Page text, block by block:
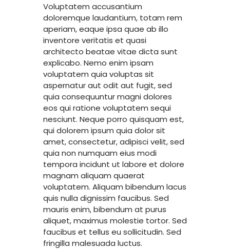
Voluptatem accusantium
doloremque laudantium, totam rem
aperiam, eaque ipsa quae ab illo
inventore veritatis et quasi
architecto beatae vitae dicta sunt
explicabo. Nemo enim ipsam
voluptatem quia voluptas sit
aspernatur aut odit aut fugit, sed
quia consequuntur magni dolores
eos qui ratione voluptatem sequi
nesciunt. Neque porro quisquam est,
qui dolorem ipsum quia dolor sit
amet, consectetur, adipisci velit, sed
quia non numquam eius modi
tempora incidunt ut labore et dolore
magnam aliquam quaerat
voluptatem. Aliquam bibendum lacus
quis nulla dignissim faucibus. Sed
mauris enim, bibendum at purus
aliquet, maximus molestie tortor. Sed
faucibus et tellus eu sollicitudin. Sed
fringilla malesuada luctus.